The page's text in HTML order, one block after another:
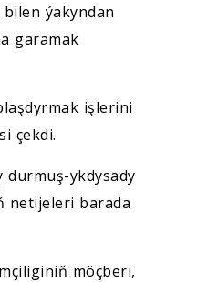
ýakyndan
garamak
işlerini
çekdi.
ykdysady
netijeleri barada
möçberi,